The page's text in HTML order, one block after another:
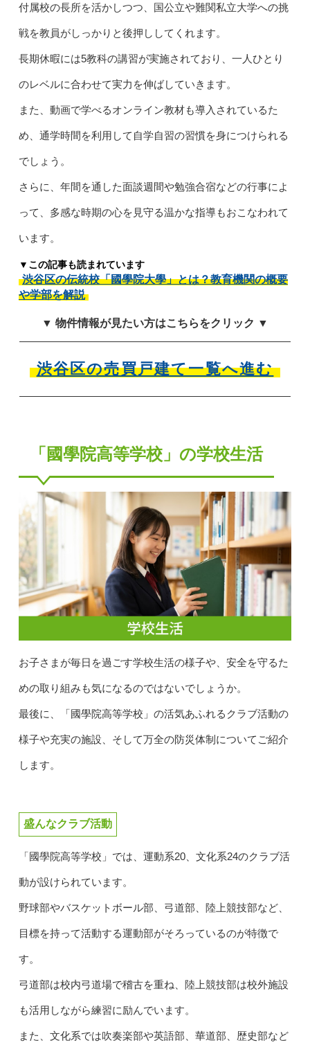
付属校の長所を活かしつつ、国公立や難関私立大学への挑
戦を教員がしっかりと後押ししてくれます。
長期休暇には5教科の講習が実施されており、一人ひとり
のレベルに合わせて実力を伸ばしていきます。
また、動画で学べるオンライン教材も導入されているた
め、通学時間を利用して自学自習の習慣を身につけられる
でしょう。
さらに、年間を通した面談週間や勉強合宿などの行事によ
って、多感な時期の心を見守る温かな指導もおこなわれて
います。
▼この記事も読まれています
渋谷区の伝統校「國學院大學」とは？教育機関の概要
や学部を解説
▼ 物件情報が見たい方はこちらをクリック ▼
渋谷区の売買戸建て一覧へ進む
「國學院高等学校」の学校生活
お子さまが毎日を過ごす学校生活の様子や、安全を守るた
めの取り組みも気になるのではないでしょうか。
最後に、「國學院高等学校」の活気あふれるクラブ活動の
様子や充実の施設、そして万全の防災体制についてご紹介
します。
盛んなクラブ活動
「國學院高等学校」では、運動系20、文化系24のクラブ活
動が設けられています。
野球部やバスケットボール部、弓道部、陸上競技部など、
目標を持って活動する運動部がそろっているのが特徴で
す。
弓道部は校内弓道場で稽古を重ね、陸上競技部は校外施設
も活用しながら練習に励んでいます。
また、文化系では吹奏楽部や英語部、華道部、歴史部など